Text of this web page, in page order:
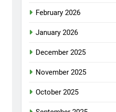
February 2026
January 2026
December 2025
November 2025
October 2025